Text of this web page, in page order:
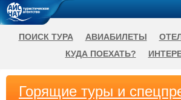
Горящие туры и
ПОИСК ТУРА АВИАБИЛЕТЫ
КУДА ПОЕХАТЬ?